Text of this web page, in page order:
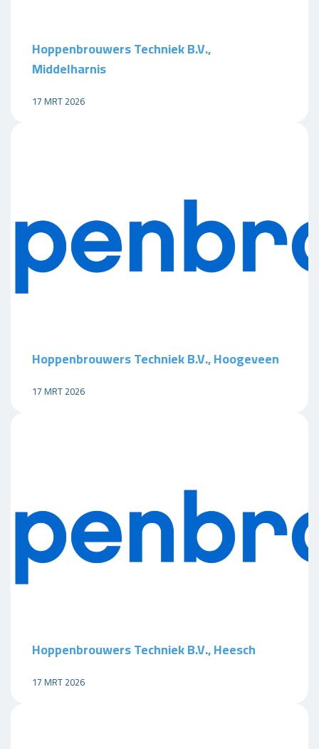
Hoppenbrouwers Techniek B.V.,
Middelharnis
17 MRT 2026
Hoppenbrouwers Techniek B.V., Hoogeveen
17 MRT 2026
Hoppenbrouwers Techniek B.V., Heesch
17 MRT 2026